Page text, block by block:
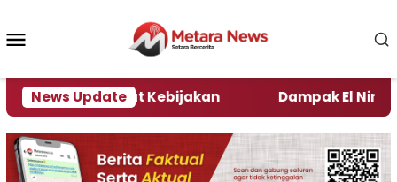
konten
News Update
Pengamat Kebijakan Dampak El Nino,